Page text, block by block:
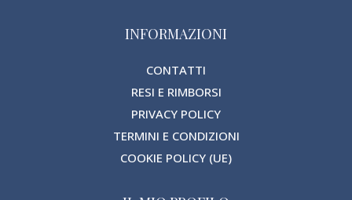
INFORMAZIONI
CONTATTI
RESI E RIMBORSI
PRIVACY POLICY
TERMINI E CONDIZIONI
COOKIE POLICY (UE)